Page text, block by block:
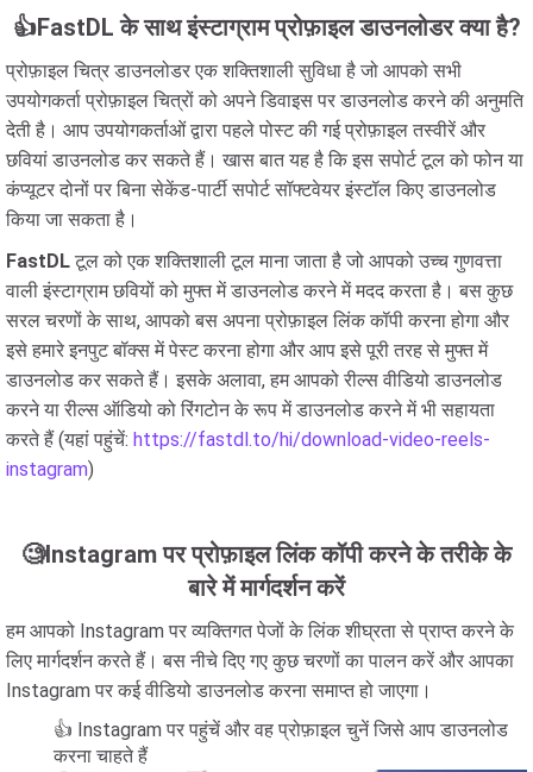
👍FastDL के साथ इंस्टाग्राम प्रोफ़ाइल डाउनलोडर क्या है?
प्रोफ़ाइल चित्र डाउनलोडर एक शक्तिशाली सुविधा है जो आपको सभी
उपयोगकर्ता प्रोफ़ाइल चित्रों को अपने डिवाइस पर डाउनलोड करने की अनुमति
देती है। आप उपयोगकर्ताओं द्वारा पहले पोस्ट की गई प्रोफ़ाइल तस्वीरें और
छवियां डाउनलोड कर सकते हैं। खास बात यह है कि इस सपोर्ट टूल को फोन या
कंप्यूटर दोनों पर बिना सेकेंड-पार्टी सपोर्ट सॉफ्टवेयर इंस्टॉल किए डाउनलोड
किया जा सकता है।
FastDL टूल को एक शक्तिशाली टूल माना जाता है जो आपको उच्च गुणवत्ता
वाली इंस्टाग्राम छवियों को मुफ्त में डाउनलोड करने में मदद करता है। बस कुछ
सरल चरणों के साथ, आपको बस अपना प्रोफ़ाइल लिंक कॉपी करना होगा और
इसे हमारे इनपुट बॉक्स में पेस्ट करना होगा और आप इसे पूरी तरह से मुफ्त में
डाउनलोड कर सकते हैं। इसके अलावा, हम आपको रील्स वीडियो डाउनलोड
करने या रील्स ऑडियो को रिंगटोन के रूप में डाउनलोड करने में भी सहायता
करते हैं (यहां पहुंचें: https://fastdl.to/hi/download-video-reels-
instagram)
🧐Instagram पर प्रोफ़ाइल लिंक कॉपी करने के तरीके के
बारे में मार्गदर्शन करें
हम आपको Instagram पर व्यक्तिगत पेजों के लिंक शीघ्रता से प्राप्त करने के
लिए मार्गदर्शन करते हैं। बस नीचे दिए गए कुछ चरणों का पालन करें और आपका
Instagram पर कई वीडियो डाउनलोड करना समाप्त हो जाएगा।
👍 Instagram पर पहुंचें और वह प्रोफ़ाइल चुनें जिसे आप डाउनलोड
करना चाहते हैं